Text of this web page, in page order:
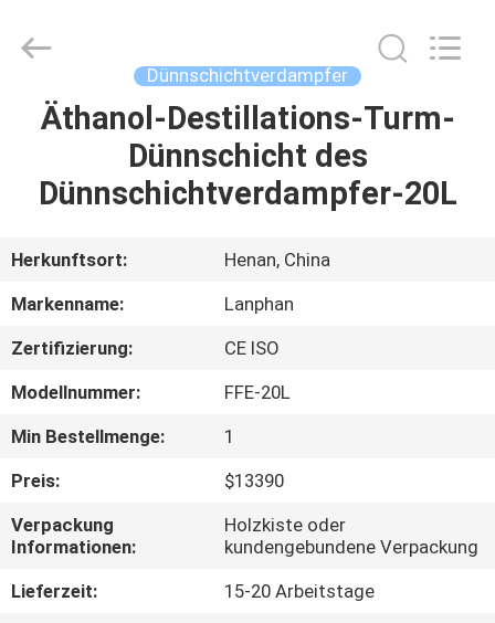
HAUS
PRODUKTE
VIDEOS
UNS
FABRIK-
AUSFLUG
QUALITÄTSKONTROLLE
Co.,Ltd.
Dünnschichtverdampfer
Äthanol-Destillations-Turm-
Dünnschicht des
Dünnschichtverdampfer-20L
Herkunftsort:
Henan, China
Markenname:
Lanphan
Zertifizierung:
CE ISO
Modellnummer:
FFE-20L
Min Bestellmenge:
1
Preis:
$13390
Verpackung
Informationen:
Holzkiste oder
kundengebundene Verpackung
Lieferzeit:
15-20 Arbeitstage